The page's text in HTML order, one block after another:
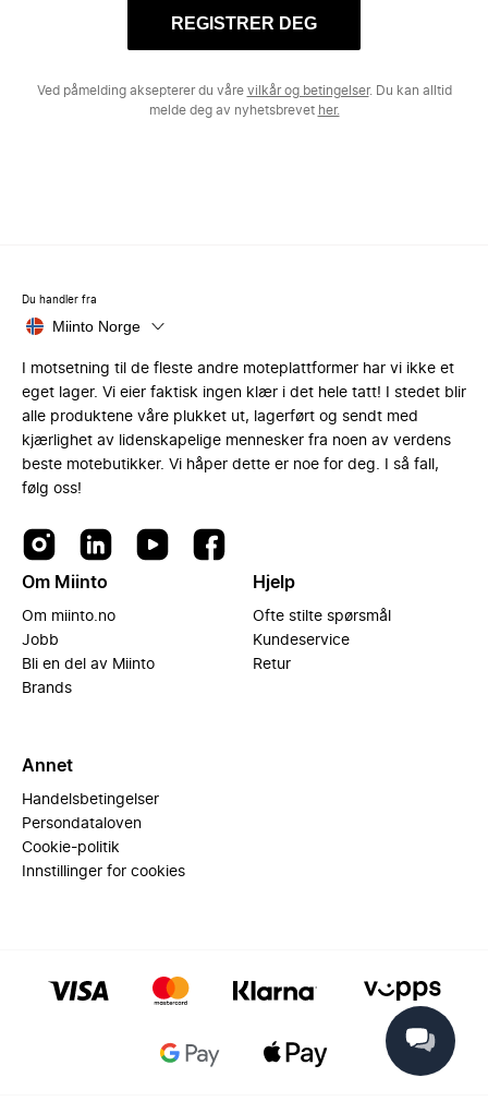
REGISTRER DEG
Ved påmelding aksepterer du våre vilkår og betingelser. Du kan alltid
melde deg av nyhetsbrevet her.
Du handler fra
Miinto Norge
I motsetning til de fleste andre moteplattformer har vi ikke et
eget lager. Vi eier faktisk ingen klær i det hele tatt! I stedet blir
alle produktene våre plukket ut, lagerført og sendt med
kjærlighet av lidenskapelige mennesker fra noen av verdens
beste motebutikker. Vi håper dette er noe for deg. I så fall,
følg oss!
Om Miinto
Om miinto.no
Jobb
Bli en del av Miinto
Brands
Hjelp
Ofte stilte spørsmål
Kundeservice
Retur
Annet
Handelsbetingelser
Persondataloven
Cookie-politik
Innstillinger for cookies